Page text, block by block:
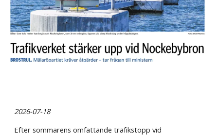
2026-07-18
Efter sommarens omfattande trafikstopp vid